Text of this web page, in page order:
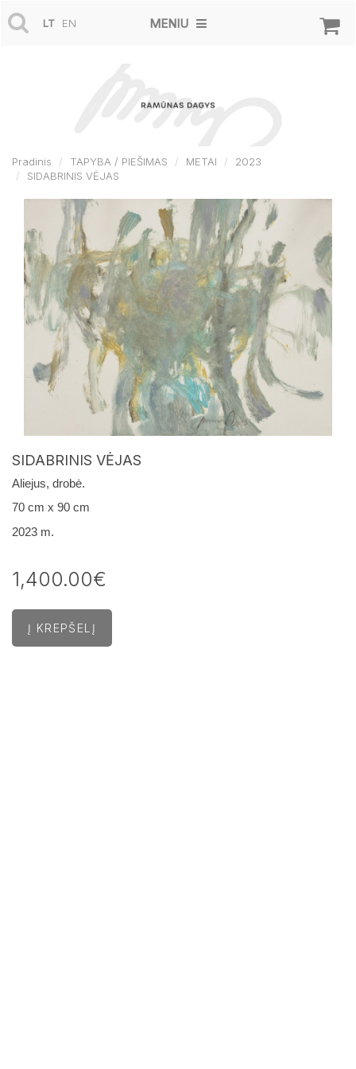
LT EN MENIU
Pradinis TAPYBA / PIEŠIMAS METAI
2023
SIDABRINIS VĖJAS
SIDABRINIS VĖJAS
Aliejus, drobė.
70 cm x 90 cm
2023 m.
1,400.00€